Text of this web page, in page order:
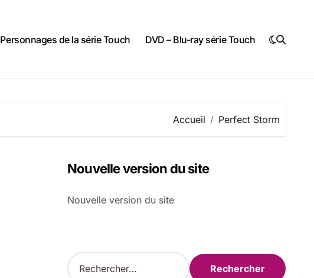
Personnages de la série Touch DVD – Blu-ray série Touch
Accueil Perfect Storm
Nouvelle version du site
Nouvelle version du site
R
e